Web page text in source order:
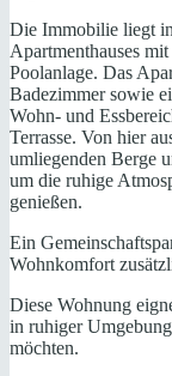
Die Immobilie liegt
Apartmenthauses
Poolanlage. Das
Badezimmer sowie
Wohn- und
Terrasse. Von hier
umliegenden Berge
um die ruhige
genießen.
Ein
Wohnkomfort
Diese Wohnung
in ruhiger
möchten.